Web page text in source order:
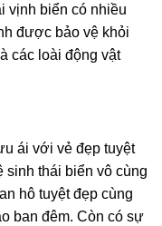
vịnh biển có nhiều
được bảo vệ khỏi
các loài động vật
ái với vẻ đẹp tuyệt
thái biển vô cùng
hô tuyệt đẹp cùng
ban đêm. Còn có sự